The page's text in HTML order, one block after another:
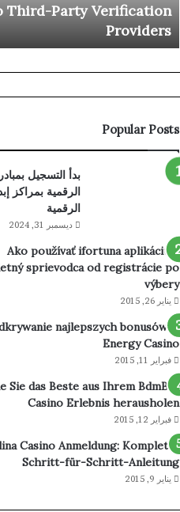
Third-Party Verification
Providers
Popular Posts
بدأ التسجيل
الرقمية بمراكز
الرقمية
ديسمبر 31, 2024
Ako používať ifortuna aplikáciu –
sprievodca od registrácie po
výbery
يناير 26, 2015
najlepszych bonusów w
Energy Casino
فبراير 11, 2015
Sie das Beste aus Ihrem BdmBet
Casino Erlebnis herausholen
فبراير 12, 2015
Casino Anmeldung: Komplette
Schritt-für-Schritt-Anleitung
يناير 9, 2015